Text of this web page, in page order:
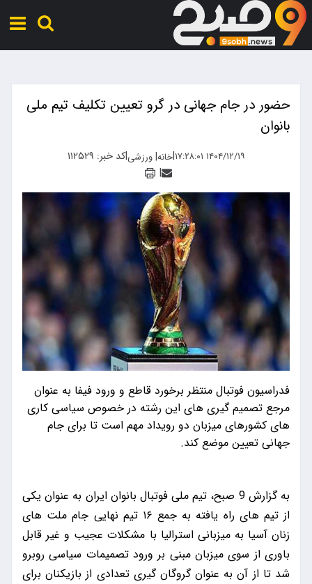
حضور در جام جهانی در گرو تعیین تکلیف تیم ملی
بانوان
۱۴۰۴/۱۲/۱۹ ۱۷:۲۸:۰۱ |خانه|ورزشی|کد خبر: ۱۱۲۵۲۹
|
فدراسیون فوتبال منتظر برخورد قاطع و ورود فیفا به عنوان
مرجع تصمیم گیری های این رشته در خصوص سیاسی کاری
های کشورهای میزبان دو رویداد مهم است تا برای جام
جهانی تعیین موضع کند.
به گزارش 9 صبح، تیم ملی فوتبال بانوان ایران به عنوان یکی
از تیم های راه یافته به جمع ۱۶ تیم نهایی جام ملت های
زنان آسیا به میزبانی استرالیا با مشکلات عجیب و غیر قابل
باوری از سوی میزبان مبنی بر ورود تصمیمات سیاسی روبرو
شد تا از آن به عنوان گروگان گیری تعدادی از بازیکنان برای